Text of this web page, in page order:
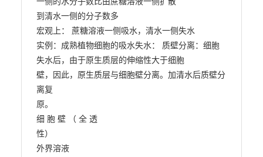
到清水一侧的分子数多
宏观上： 蔗糖溶液一侧吸水，清水一侧失水
实例：成熟植物细胞的吸水失水： 质壁分离：细胞
失水后，由于原生质层的伸缩性大于细胞
壁，因此，原生质层与细胞壁分离。加清水后质壁分
离复
原。
细 胞 壁 （ 全 透
性）
外界溶液